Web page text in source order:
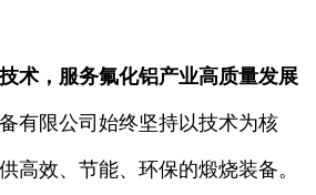
术，服务氟化铝产业高质量发展
有限公司始终坚持以技术为核
高效、节能、环保的煅烧装备。